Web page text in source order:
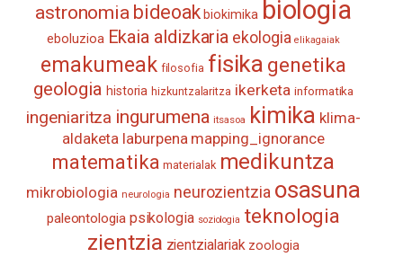
astronomia bideoak biokimika biologia
eboluzioa Ekaia aldizkaria ekologia elikagaiak
emakumeak filosofia fisika genetika
geologia historia hizkuntzalaritza ikerketa informatika
ingeniaritza ingurumena itsasoa kimika klima-
aldaketa laburpena mapping_ignorance
matematika materialak medikuntza
mikrobiologia neurologia neurozientzia osasuna
paleontologia psikologia soziologia teknologia
zientzia zientzialariak zoologia